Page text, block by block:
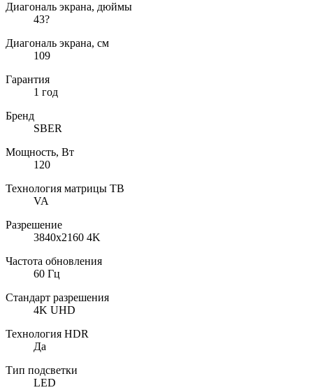
Диагональ экрана, дюймы
43?
Диагональ экрана, см
109
Гарантия
1 год
Бренд
SBER
Мощность, Вт
120
Технология матрицы ТВ
VA
Разрешение
3840x2160 4K
Частота обновления
60 Гц
Стандарт разрешения
4K UHD
Технология HDR
Да
Тип подсветки
LED